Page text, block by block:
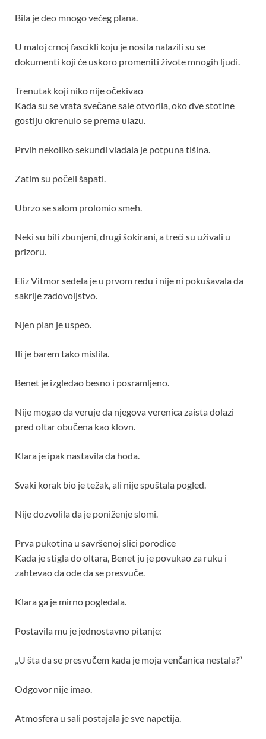
Bila je deo mnogo većeg plana.
U maloj crnoj fascikli koju je nosila nalazili su se
dokumenti koji će uskoro promeniti živote mnogih ljudi.
Trenutak koji niko nije očekivao
Kada su se vrata svečane sale otvorila, oko dve stotine
gostiju okrenulo se prema ulazu.
Prvih nekoliko sekundi vladala je potpuna tišina.
Zatim su počeli šapati.
Ubrzo se salom prolomio smeh.
Neki su bili zbunjeni, drugi šokirani, a treći su uživali u
prizoru.
Eliz Vitmor sedela je u prvom redu i nije ni pokušavala da
sakrije zadovoljstvo.
Njen plan je uspeo.
Ili je barem tako mislila.
Benet je izgledao besno i posramljeno.
Nije mogao da veruje da njegova verenica zaista dolazi
pred oltar obučena kao klovn.
Klara je ipak nastavila da hoda.
Svaki korak bio je težak, ali nije spuštala pogled.
Nije dozvolila da je poniženje slomi.
Prva pukotina u savršenoj slici porodice
Kada je stigla do oltara, Benet ju je povukao za ruku i
zahtevao da ode da se presvuče.
Klara ga je mirno pogledala.
Postavila mu je jednostavno pitanje:
„U šta da se presvučem kada je moja venčanica nestala?“
Odgovor nije imao.
Atmosfera u sali postajala je sve napetija.